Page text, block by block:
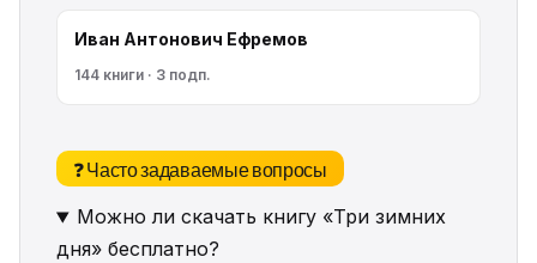
Иван Антонович Ефремов
144 книги · 3 подп.
❓ Часто задаваемые вопросы
Можно ли скачать книгу «Три зимних
дня» бесплатно?